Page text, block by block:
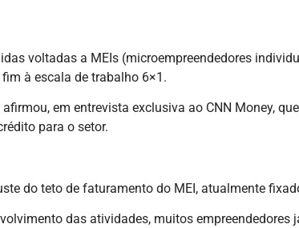
voltadas a MEIs (microempreendedores
à escala de trabalho 6×1.
em entrevista exclusiva ao CNN Money,
para o setor.
do teto de faturamento do MEI, atualmente
das atividades, muitos